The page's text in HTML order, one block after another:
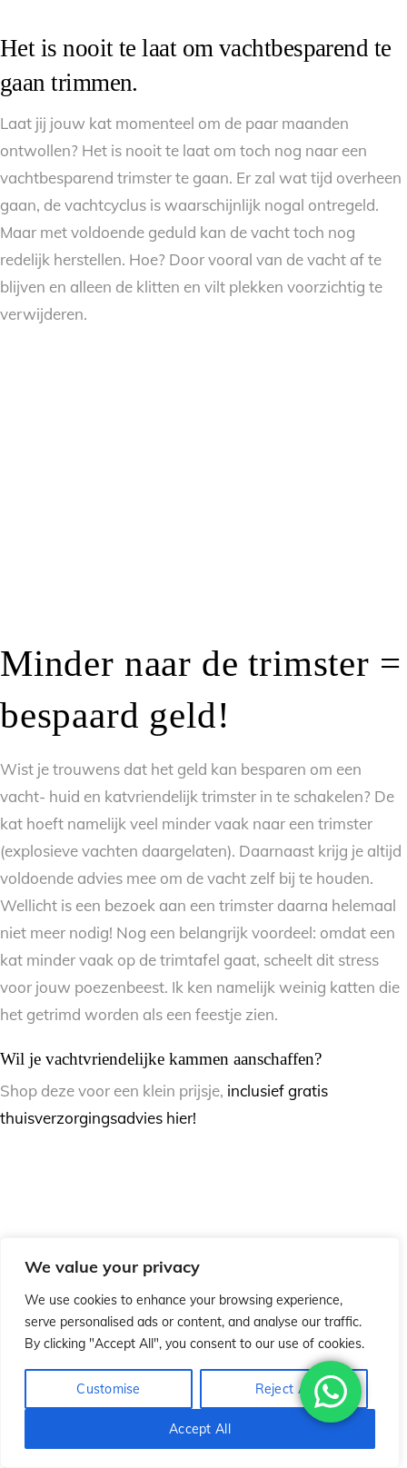
We value your privacy
We use cookies to enhance your browsing experience,
serve personalised ads or content, and analyse our traffic.
By clicking "Accept All", you consent to our use of cookies.
Customise Reject All
Accept All
Het is nooit te laat om vachtbesparend te
gaan trimmen.
Laat jij jouw kat momenteel om de paar maanden
ontwollen? Het is nooit te laat om toch nog naar een
vachtbesparend trimster te gaan. Er zal wat tijd overheen
gaan, de vachtcyclus is waarschijnlijk nogal ontregeld.
Maar met voldoende geduld kan de vacht toch nog
redelijk herstellen. Hoe? Door vooral van de vacht af te
blijven en alleen de klitten en vilt plekken voorzichtig te
verwijderen.
Minder naar de trimster =
bespaard geld!
Wist je trouwens dat het geld kan besparen om een
vacht- huid en katvriendelijk trimster in te schakelen? De
kat hoeft namelijk veel minder vaak naar een trimster
(explosieve vachten daargelaten). Daarnaast krijg je altijd
voldoende advies mee om de vacht zelf bij te houden.
Wellicht is een bezoek aan een trimster daarna helemaal
niet meer nodig! Nog een belangrijk voordeel: omdat een
kat minder vaak op de trimtafel gaat, scheelt dit stress
voor jouw poezenbeest. Ik ken namelijk weinig katten die
het getrimd worden als een feestje zien.
Wil je vachtvriendelijke kammen aanschaffen?
Shop deze voor een klein prijsje, inclusief gratis
thuisverzorgingsadvies hier!